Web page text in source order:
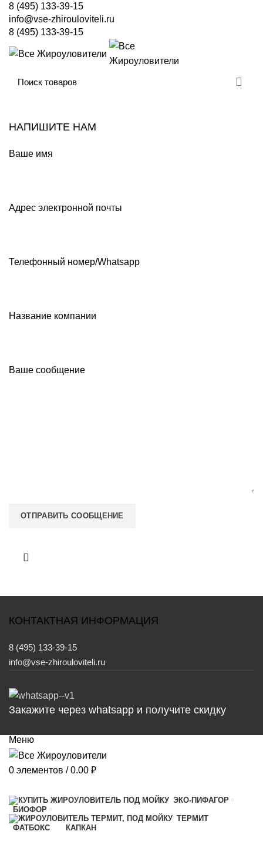
8 (495) 133-39-15
info@vse-zhirouloviteli.ru
8 (495) 133-39-15
НАПИШИТЕ НАМ
Ваше имя
Адрес электронной почты
Телефонный номер/Whatsapp
Название компании
Ваше сообщение
КОНТАКТНАЯ ИНФОРМАЦИЯ
8 (495) 133-39-15
info@vse-zhirouloviteli.ru
Закажите через whatsapp и получите скидку
Меню
0 элементов / 0.00 ₽
ЭКО-ПИФАГОР
БИОФОР
ТЕРМИТ
ФАТБОКС
КАПКАН